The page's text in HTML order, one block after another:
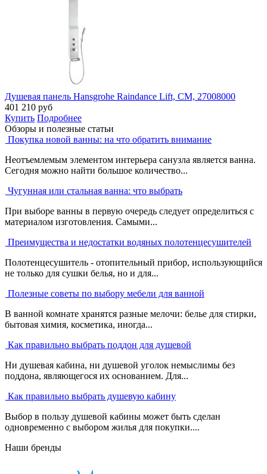
Душевая панель Hansgrohe Raindance Lift, СМ, 27008000
401 210 руб
Купить Подробнее
Обзоры и полезные статьи
Покупка новой ванны: на что обратить внимание
Неотъемлемым элементом интерьера санузла является ванна.
Сегодня можно найти большое количество...
Чугунная или стальная ванна: что выбрать
При выборе ванны в первую очередь следует определиться с
материалом изготовления. Самыми...
Преимущества и недостатки водяных полотенцесушителей
Полотенцесушитель - отопительный прибор, использующийся
не только для сушки белья, но и для...
Полезные советы по выбору мебели для ванной
В ванной комнате хранятся разные мелочи: белье для стирки,
бытовая химия, косметика, иногда...
Как правильно выбрать поддон для душевой
Ни душевая кабина, ни душевой уголок немыслимы без
поддона, являющегося их основанием. Для...
Как правильно выбрать душевую кабину
Выбор в пользу душевой кабины может быть сделан
одновременно с выбором жилья для покупки....
Наши бренды